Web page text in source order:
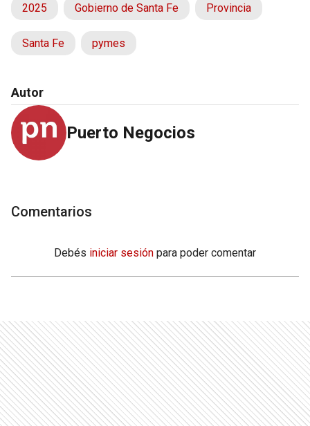
2025 Gobierno de Santa Fe Provincia
Santa Fe pymes
Autor
Puerto Negocios
Comentarios
Debés iniciar sesión para poder comentar